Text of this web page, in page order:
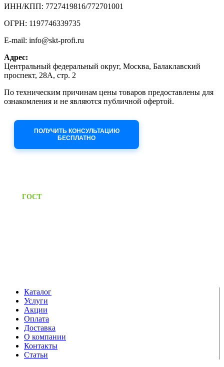
ИНН/КПП: 7727419816/772701001
ОГРН: 1197746339735
E-mail: info@skt-profi.ru
Адрес:
Центральный федеральный округ, Москва, Балаклавский
проспект, 28А, стр. 2
По техническим причинам цены товаров предоставлены для
ознакомления и не являются публичной офертой.
ПОЛУЧИТЬ КОНСУЛЬТАЦИЮ
БЕСПЛАТНО
ГОСТПредоставляем паспорт
Каталог
Услуги
Акции
Оплата
Доставка
О компании
Контакты
Статьи